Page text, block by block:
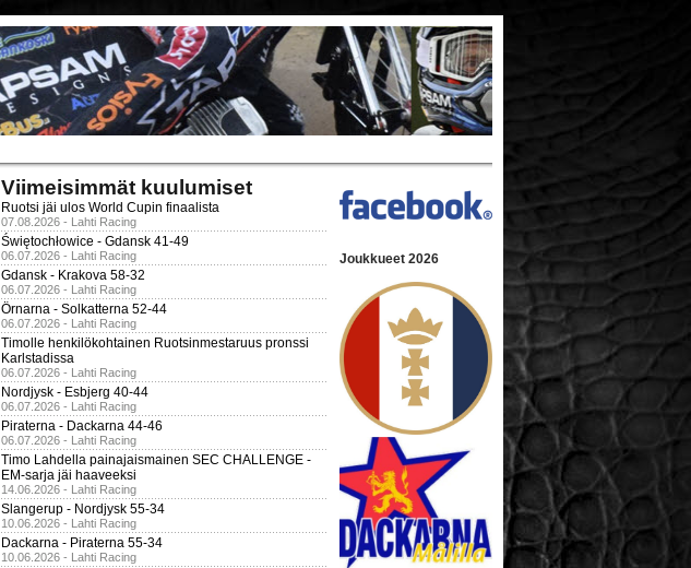
Viimeisimmät kuulumiset
Ruotsi jäi ulos World Cupin finaalista
07.08.2026 - Lahti Racing
Świętochłowice - Gdansk 41-49
06.07.2026 - Lahti Racing
Gdansk - Krakova 58-32
06.07.2026 - Lahti Racing
Örnarna - Solkatterna 52-44
06.07.2026 - Lahti Racing
Timolle henkilökohtainen Ruotsinmestaruus pronssi
Karlstadissa
06.07.2026 - Lahti Racing
Nordjysk - Esbjerg 40-44
06.07.2026 - Lahti Racing
Piraterna - Dackarna 44-46
06.07.2026 - Lahti Racing
Timo Lahdella painajaismainen SEC CHALLENGE -
EM-sarja jäi haaveeksi
14.06.2026 - Lahti Racing
Slangerup - Nordjysk 55-34
10.06.2026 - Lahti Racing
Dackarna - Piraterna 55-34
10.06.2026 - Lahti Racing
Joukkueet 2026